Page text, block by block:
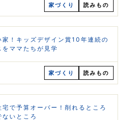
家づくり 読みもの
家づくり 読みもの
家！キッズデザイン賞10年連続の
をママたちが見学
宅で予算オーバー！削れるところ
ないところ